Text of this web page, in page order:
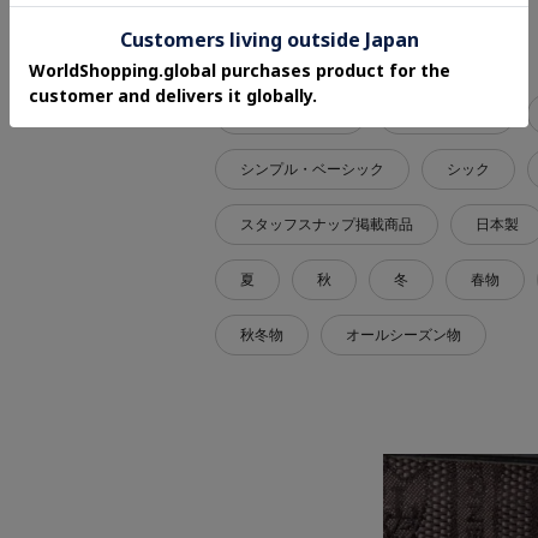
関連タグ
シンプル・ベーシック シック
スタッフスナップ掲載商品 日本製
夏 秋 冬 春物
秋冬物 オールシーズン物